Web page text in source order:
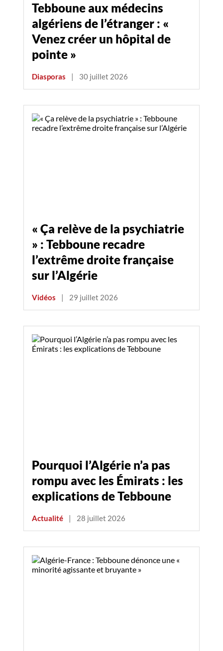
Tebboune aux médecins
algériens de l’étranger : «
Venez créer un hôpital de
pointe »
Diasporas | 30 juillet 2026
« Ça relève de la psychiatrie
» : Tebboune recadre
l’extrême droite française
sur l’Algérie
Vidéos | 29 juillet 2026
Pourquoi l’Algérie n’a pas
rompu avec les Émirats : les
explications de Tebboune
Actualité | 28 juillet 2026